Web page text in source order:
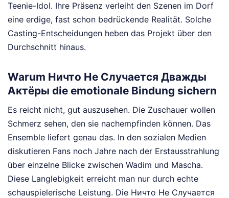
Teenie-Idol. Ihre Präsenz verleiht den Szenen im Dorf
eine erdige, fast schon bedrückende Realität. Solche
Casting-Entscheidungen heben das Projekt über den
Durchschnitt hinaus.
Warum Ничто Не Случается Дважды
Актёры die emotionale Bindung sichern
Es reicht nicht, gut auszusehen. Die Zuschauer wollen
Schmerz sehen, den sie nachempfinden können. Das
Ensemble liefert genau das. In den sozialen Medien
diskutieren Fans noch Jahre nach der Erstausstrahlung
über einzelne Blicke zwischen Wadim und Mascha.
Diese Langlebigkeit erreicht man nur durch echte
schauspielerische Leistung. Die Ничто Не Случается